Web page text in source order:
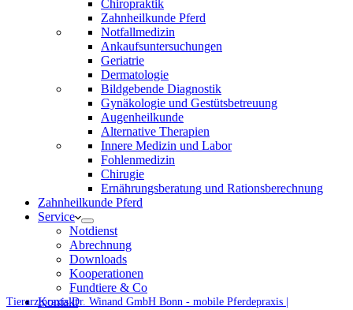
Chiropraktik
Zahnheilkunde Pferd
Notfallmedizin
Ankaufsuntersuchungen
Geriatrie
Dermatologie
Bildgebende Diagnostik
Gynäkologie und Gestütsbetreuung
Augenheilkunde
Alternative Therapien
Innere Medizin und Labor
Fohlenmedizin
Chirugie
Ernährungsberatung und Rationsberechnung
Zahnheilkunde Pferd
Service
Notdienst
Abrechnung
Downloads
Kooperationen
Fundtiere & Co
Kontakt
Tierarztpraxis Dr. Winand GmbH Bonn - mobile Pferdepraxis |